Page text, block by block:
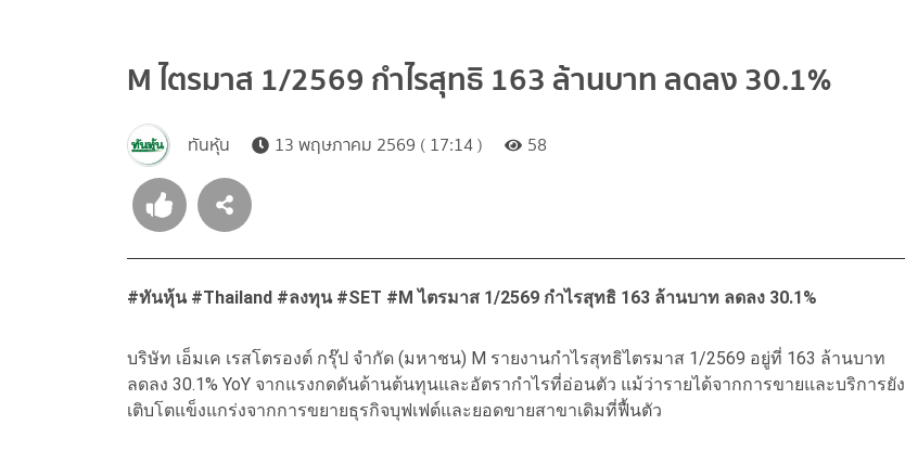
M ไตรมาส 1/2569 กำไรสุทธิ 163 ล้านบาท ลดลง 30.1%
ทันหุ้น 13 พฤษภาคม 2569 ( 17:14 ) 58
#ทันหุ้น #Thailand #ลงทุน #SET #M ไตรมาส 1/2569 กำไรสุทธิ 163 ล้านบาท ลดลง 30.1%
บริษัท เอ็มเค เรสโตรองต์ กรุ๊ป จำกัด (มหาชน) M รายงานกำไรสุทธิไตรมาส 1/2569 อยู่ที่ 163 ล้านบาท
ลดลง 30.1% YoY จากแรงกดดันด้านต้นทุนและอัตรากำไรที่อ่อนตัว แม้ว่ารายได้จากการขายและบริการยัง
เติบโตแข็งแกร่งจากการขยายธุรกิจบุฟเฟต์และยอดขายสาขาเดิมที่ฟื้นตัว